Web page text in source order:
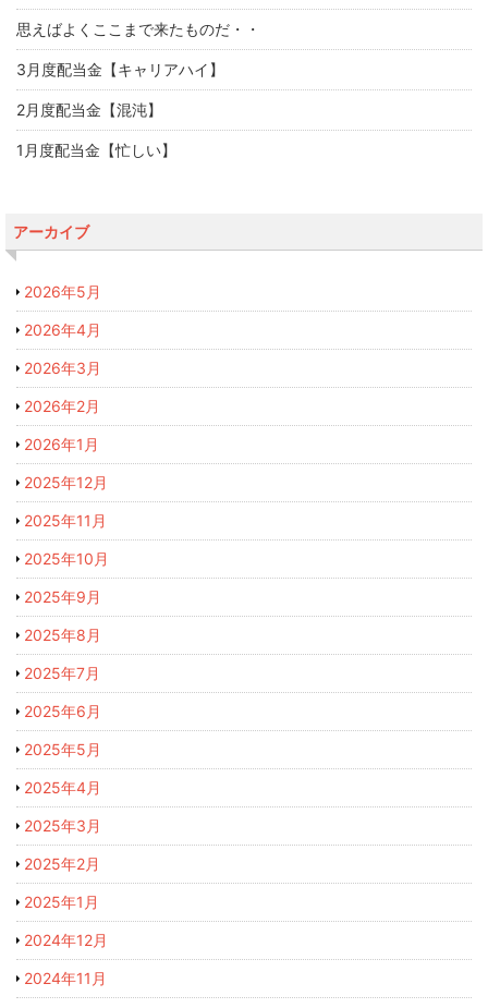
思えばよくここまで来たものだ・・
3月度配当金【キャリアハイ】
2月度配当金【混沌】
1月度配当金【忙しい】
アーカイブ
2026年5月
2026年4月
2026年3月
2026年2月
2026年1月
2025年12月
2025年11月
2025年10月
2025年9月
2025年8月
2025年7月
2025年6月
2025年5月
2025年4月
2025年3月
2025年2月
2025年1月
2024年12月
2024年11月